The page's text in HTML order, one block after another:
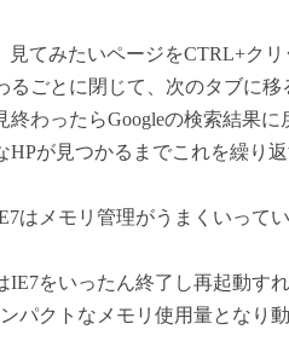
見てみたいページをCTRL+ク
るごとに閉じて、次のタブに移
終わったらGoogleの検索結果に
HPが見つかるまでこれを繰り
はメモリ管理がうまくいって
IE7をいったん終了し再起動す
パクトなメモリ使用量となり